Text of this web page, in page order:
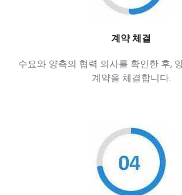
계약 체결
수요와 양측의 협력 의사를 확인한 후,
계약을 체결합니다.